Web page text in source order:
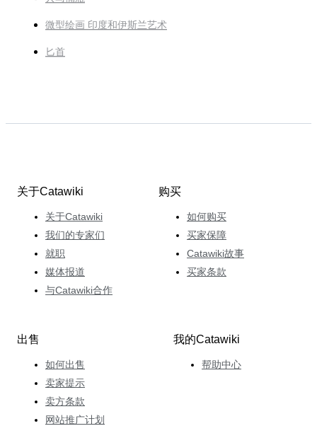
微型绘画 印度和伊斯兰艺术
匕首
关于Catawiki
关于Catawiki
我们的专家们
就职
媒体报道
与Catawiki合作
购买
如何购买
买家保障
Catawiki故事
买家条款
出售
如何出售
卖家提示
卖方条款
网站推广计划
我的Catawiki
帮助中心